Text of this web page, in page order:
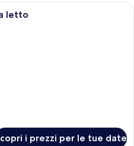
Biancheria da letto di alta qualità,
letto
i prezzi per le tue date